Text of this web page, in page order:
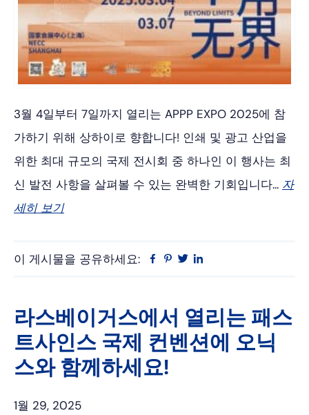
3월 4일부터 7일까지 열리는 APPP EXPO 2025에 참
가하기 위해 상하이로 향합니다! 인쇄 및 광고 산업을
위한 최대 규모의 국제 전시회 중 하나인 이 행사는 최
신 발전 사항을 살펴볼 수 있는 완벽한 기회입니다... 자
세히 보기
이 게시물을 공유하세요: Facebook
Pinterest
트
인
라스베이거스에서 열리는 패스
트사인스 국제 컨벤션에 오닉
스와 함께하세요!
1월 29, 2025